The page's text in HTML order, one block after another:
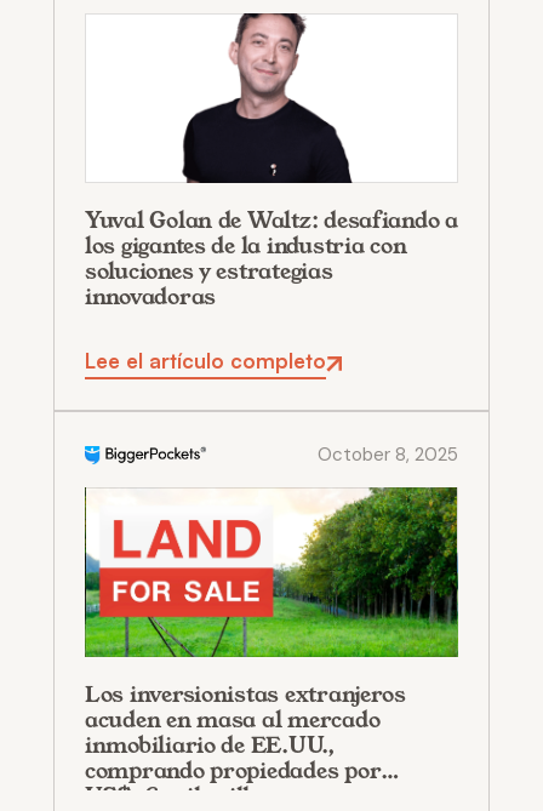
Yuval Golan de Waltz: desafiando a
los gigantes de la industria con
soluciones y estrategias
innovadoras
Lee el artículo completo
October 8, 2025
Los inversionistas extranjeros
acuden en masa al mercado
inmobiliario de EE.UU.,
comprando propiedades por
US$56 mil millones